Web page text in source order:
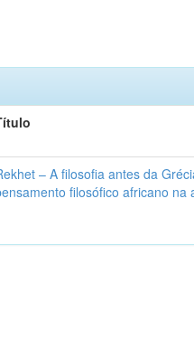
– A filosofia antes da
filosófico africano na